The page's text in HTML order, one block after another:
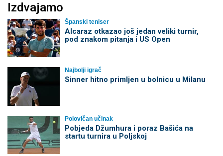
Izdvajamo
Španski teniser
Alcaraz otkazao još jedan veliki turnir,
pod znakom pitanja i US Open
Najbolji igrač
Sinner hitno primljen u bolnicu u Milanu
Polovičan učinak
Pobjeda Džumhura i poraz Bašića na
startu turnira u Poljskoj